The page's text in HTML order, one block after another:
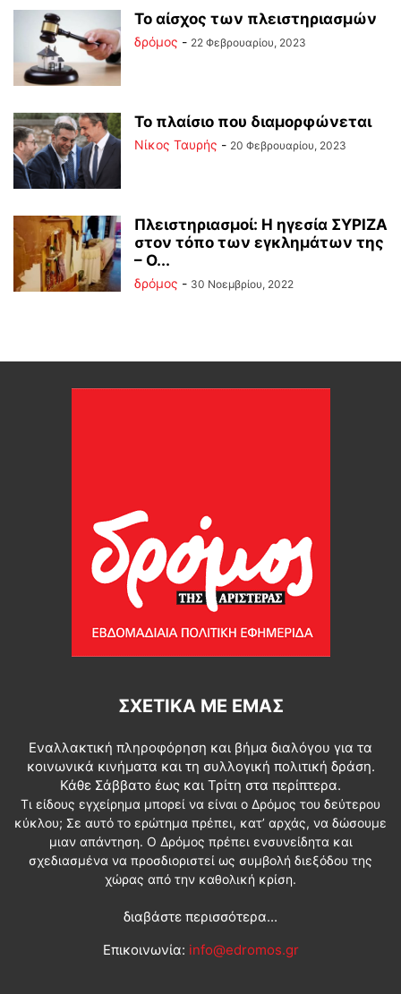
Το αίσχος των πλειστηριασμών
δρόμος - 22 Φεβρουαρίου, 2023
Το πλαίσιο που διαμορφώνεται
Νίκος Ταυρής - 20 Φεβρουαρίου, 2023
Πλειστηριασμοί: Η ηγεσία ΣΥΡΙΖΑ
στον τόπο των εγκλημάτων της
– Ο...
δρόμος - 30 Νοεμβρίου, 2022
ΣΧΕΤΙΚΆ ΜΕ ΕΜΆΣ
Εναλλακτική πληροφόρηση και βήμα διαλόγου για τα
κοινωνικά κινήματα και τη συλλογική πολιτική δράση.
Κάθε Σάββατο έως και Τρίτη στα περίπτερα.
Τι είδους εγχείρημα μπορεί να είναι ο Δρόμος του δεύτερου
κύκλου; Σε αυτό το ερώτημα πρέπει, κατ’ αρχάς, να δώσουμε
μιαν απάντηση. Ο Δρόμος πρέπει ενσυνείδητα και
σχεδιασμένα να προσδιοριστεί ως συμβολή διεξόδου της
χώρας από την καθολική κρίση.
διαβάστε περισσότερα...
Επικοινωνία: info@edromos.gr